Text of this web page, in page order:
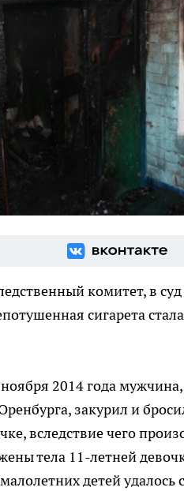
комитет, в
сигарета
2014 года
закурил и
вследствие чего
тела 11-летней
детей удалось